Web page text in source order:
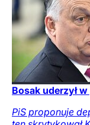
Bosak uderzył
PiS proponuje